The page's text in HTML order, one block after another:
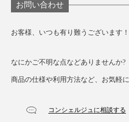
お問い合わせ
お客様、いつも有り難うございます！
なにかご不明な点などありませんか?
商品の仕様や利用方法など、お気軽
コンシェルジュに相談する